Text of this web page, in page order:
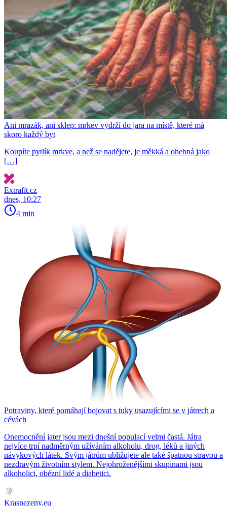
Ani mrazák, ani sklep: mrkev vydrží do jara na místě, které má
skoro každý byt
Koupíte pytlík mrkve, a než se nadějete, je měkká a ohebná jako
[…]
Extrafit.cz
dnes, 10:27
4 min
Potraviny, které pomáhají bojovat s tuky usazujícími se v játrech a
cévách
Onemocnění jater jsou mezi dnešní populací velmi častá. Játra
nejvíce trpí nadměrným užíváním alkoholu, drog, léků a jiných
návykových látek. Svým játrům ubližujete ale také špatnou stravou a
nezdravým životním stylem. Nejohroženějšími skupinami jsou
alkoholici, obézní lidé a diabetici.
Krasnezeny.eu